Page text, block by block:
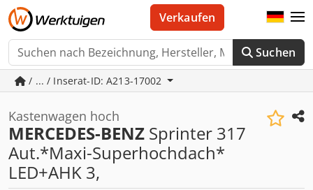
Suchen
Verkaufen
/ ... / Inserat-ID: A213-17002
Kastenwagen hoch
MERCEDES-BENZ Sprinter 317
Aut.*Maxi-Superhochdach*
LED+AHK 3,